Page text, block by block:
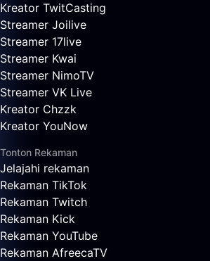
Kreator TwitCasting
Streamer Joilive
Streamer 17live
Streamer Kwai
Streamer NimoTV
Streamer VK Live
Kreator Chzzk
Kreator YouNow
Tonton Rekaman
Jelajahi rekaman
Rekaman TikTok
Rekaman Twitch
Rekaman Kick
Rekaman YouTube
Rekaman AfreecaTV